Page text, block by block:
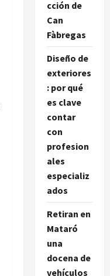
cción de
Can
Fàbregas
Diseño de
exteriores
: por qué
es clave
contar
con
profesion
ales
especializ
ados
Retiran en
Mataró
una
docena de
vehículos